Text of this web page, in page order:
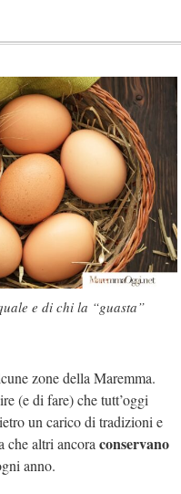
e di chi la “guasta”
zone della Maremma.
(e di fare) che tutt’oggi
un carico di tradizioni e
che altri ancora conservano
anno.